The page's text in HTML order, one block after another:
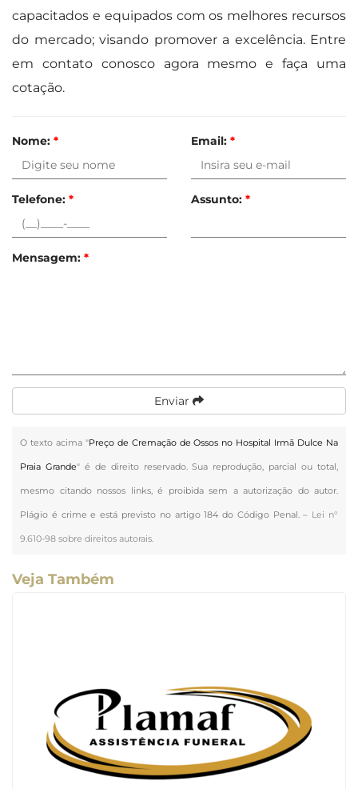
capacitados e equipados com os melhores recursos
do mercado; visando promover a excelência. Entre
em contato conosco agora mesmo e faça uma
cotação.
Nome: * Email: *
Telefone: * Assunto: *
Mensagem: *
Enviar
O texto acima "Preço de Cremação de Ossos no Hospital Irmã Dulce Na
Praia Grande" é de direito reservado. Sua reprodução, parcial ou total,
mesmo citando nossos links, é proibida sem a autorização do autor.
Plágio é crime e está previsto no artigo 184 do Código Penal. – Lei n°
9.610-98 sobre direitos autorais.
Veja Também